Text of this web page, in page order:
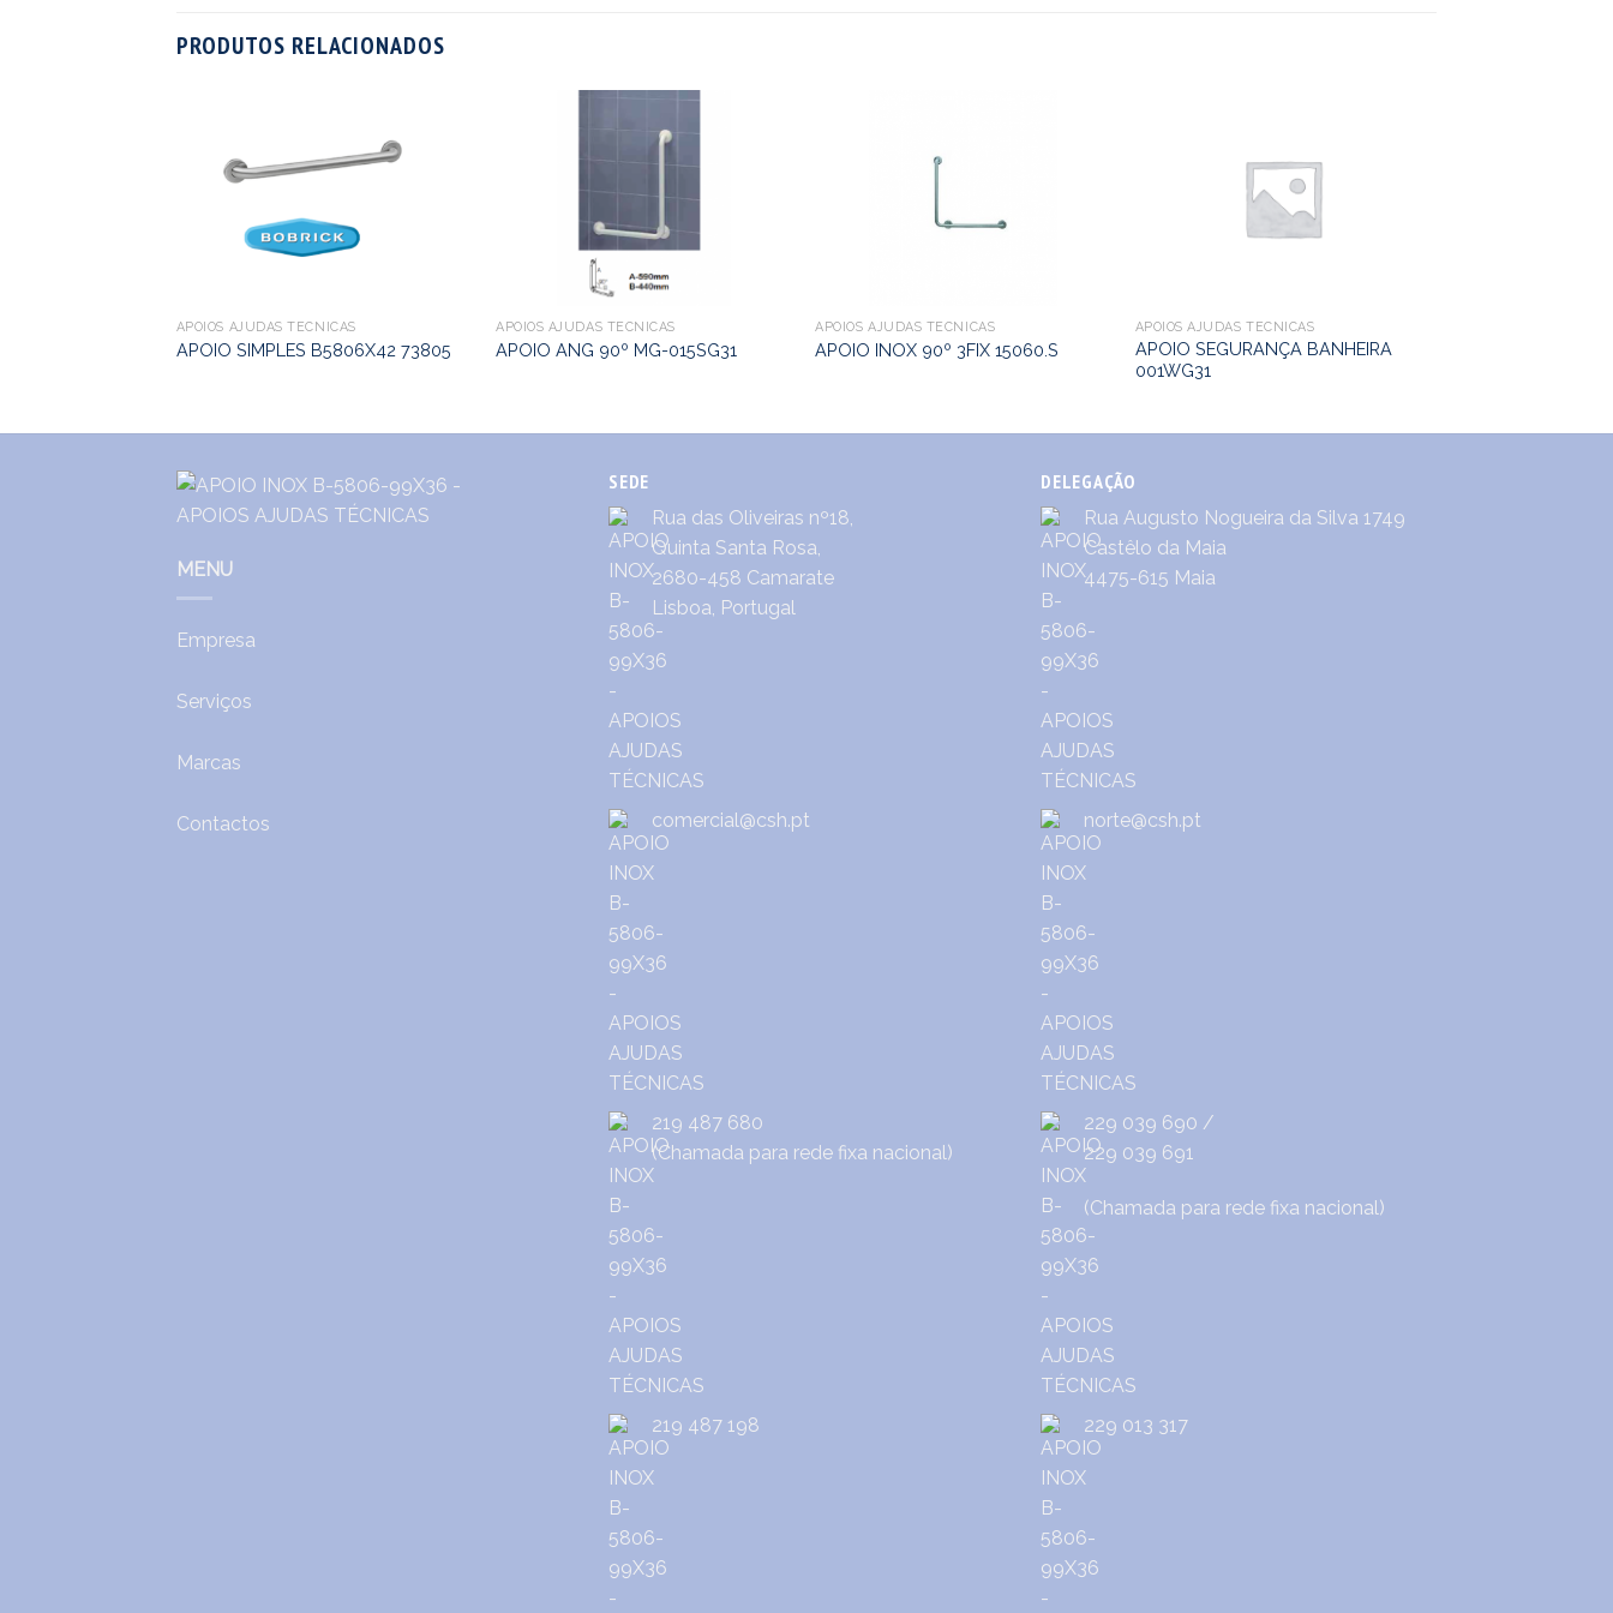
PRODUTOS RELACIONADOS
APOIOS AJUDAS TÉCNICAS
APOIO SIMPLES B5806X42 73805
APOIOS AJUDAS TÉCNICAS
APOIO ANG 90º MG-015SG31
APOIOS AJUDAS TÉCNICAS
APOIO INOX 90º 3FIX 15060.S
APOIOS AJUDAS TÉCNICAS
APOIO SEGURANÇA BANHEIRA
001WG31
MENU
Empresa
Serviços
Marcas
Contactos
SEDE
Rua das Oliveiras nº18,
Quinta Santa Rosa,
2680-458 Camarate
Lisboa, Portugal
comercial@csh.pt
219 487 680
(Chamada para rede fixa nacional)
219 487 198
DELEGAÇÃO
Rua Augusto Nogueira da Silva 1749
Castêlo da Maia
4475-615 Maia
norte@csh.pt
229 039 690 /
229 039 691
(Chamada para rede fixa nacional)
229 013 317